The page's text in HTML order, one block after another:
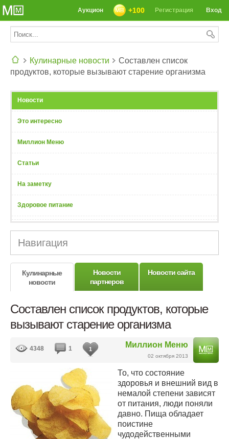
Вход
Регистрация
+100
Аукцион
Кулинарные новости
Составлен список
продуктов, которые вызывают старение организма
Новости
Это интересно
Миллион Меню
Статьи
На заметку
Здоровое питание
Навигация
Кулинарные
новости
Новости
партнеров
Новости сайта
Составлен список продуктов, которые
вызывают старение организма
Миллион Меню
02 октября 2013
4348 1 1
То, что состояние
здоровья и внешний вид в
немалой степени зависят
от питания, люди поняли
давно. Пища обладает
поистине
чудодейственными